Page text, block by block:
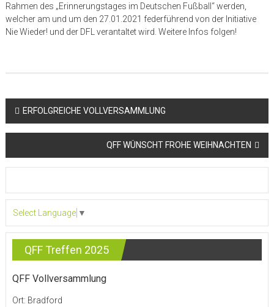
Rahmen des „Erinnerungstages im Deutschen Fußball“ werden,
welcher am und um den 27.01.2021 federführend von der Initiative
Nie Wieder! und der DFL verantaltet wird. Weitere Infos folgen!
Beitragsnavigation
ERFOLGREICHE VOLLVERSAMMLUNG
QFF WÜNSCHT FROHE WEIHNACHTEN
Select Language ▼
QFF Treffen 2025
QFF Vollversammlung
Ort: Bradford